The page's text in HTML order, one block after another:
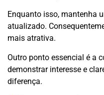
Enquanto isso, mantenha
atualizado.
mais atrativa.
Outro ponto essencial é a
demonstrar interesse e
diferença.